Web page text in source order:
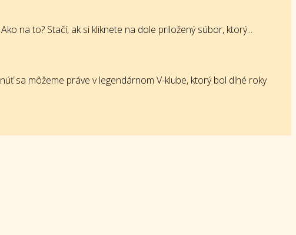
na to? Stačí, ak si kliknete na dole priložený súbor, ktorý...
sa môžeme práve v legendárnom V-klube, ktorý bol dlhé roky